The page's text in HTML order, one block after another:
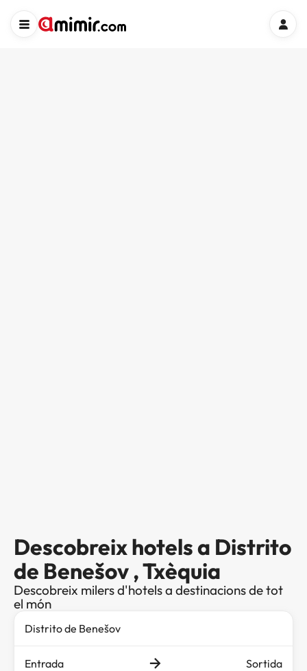
Descobreix hotels a Distrito
de Benešov , Txèquia
Descobreix milers d'hotels a destinacions de tot
el món
Entrada Sortida